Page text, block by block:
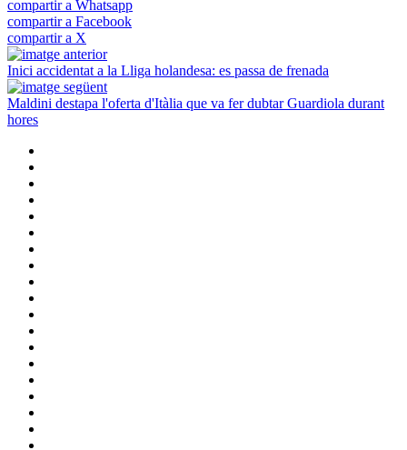
compartir a Whatsapp
compartir a Facebook
compartir a X
Inici accidentat a la Lliga holandesa: es passa de frenada
Maldini destapa l'oferta d'Itàlia que va fer dubtar Guardiola durant
hores